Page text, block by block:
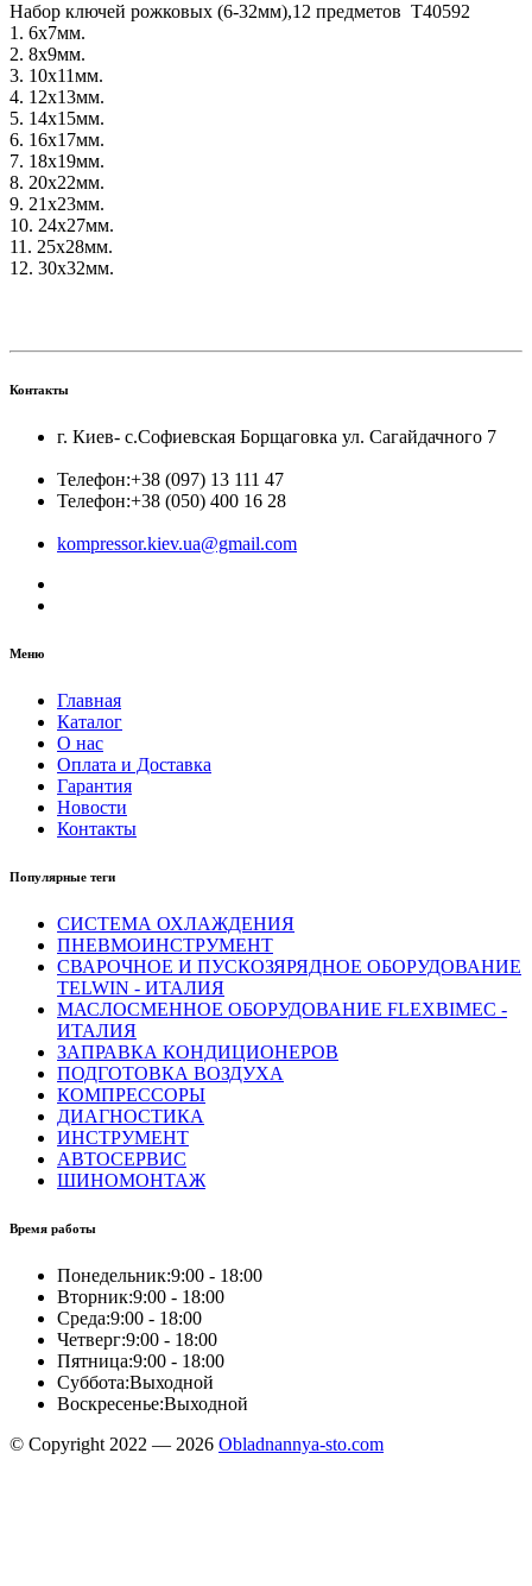
Набор ключей рожковых (6-32мм),12 предметов T40592
1. 6х7мм.
2. 8х9мм.
3. 10х11мм.
4. 12х13мм.
5. 14х15мм.
6. 16х17мм.
7. 18х19мм.
8. 20х22мм.
9. 21х23мм.
10. 24х27мм.
11. 25х28мм.
12. 30х32мм.
Контакты
г. Киев- с.Софиевская Борщаговка ул. Сагайдачного 7
Телефон:+38 (097) 13 111 47
Телефон:+38 (050) 400 16 28
kompressor.kiev.ua@gmail.com
Меню
Главная
Каталог
О нас
Оплата и Доставка
Гарантия
Новости
Контакты
Популярные теги
СИСТЕМА ОХЛАЖДЕНИЯ
ПНЕВМОИНСТРУМЕНТ
СВАРОЧНОЕ И ПУСКОЗЯРЯДНОЕ ОБОРУДОВАНИЕ
TELWIN - ИТАЛИЯ
МАСЛОСМЕННОЕ ОБОРУДОВАНИЕ FLEXBIMEC -
ИТАЛИЯ
ЗАПРАВКА КОНДИЦИОНЕРОВ
ПОДГОТОВКА ВОЗДУХА
КОМПРЕССОРЫ
ДИАГНОСТИКА
ИНСТРУМЕНТ
АВТОСЕРВИС
ШИНОМОНТАЖ
Время работы
Понедельник:9:00 - 18:00
Вторник:9:00 - 18:00
Среда:9:00 - 18:00
Четверг:9:00 - 18:00
Пятница:9:00 - 18:00
Суббота:Выходной
Воскресенье:Выходной
© Copyright 2022 — 2026 Obladnannya-sto.com